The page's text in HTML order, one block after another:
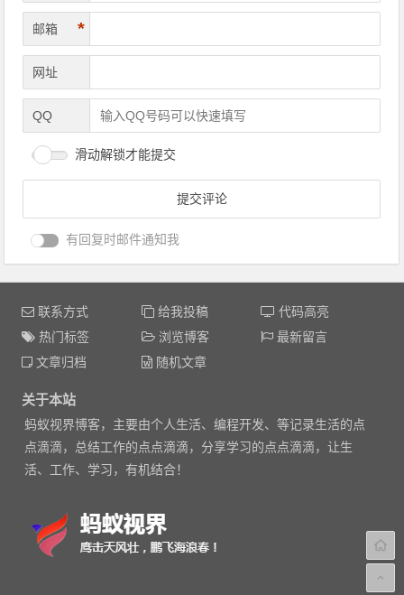
邮箱 *
网址
QQ
滑动解锁才能提交
有回复时邮件通知我
联系方式 给我投稿
代码高亮
热门标签
浏览博客
最新留言
文章归档
随机文章
关于本站
蚂蚁视界博客，主要由个人生活、编程开发、等记录生活的点
点滴滴，总结工作的点点滴滴，分享学习的点点滴滴，让生
活、工作、学习，有机结合！